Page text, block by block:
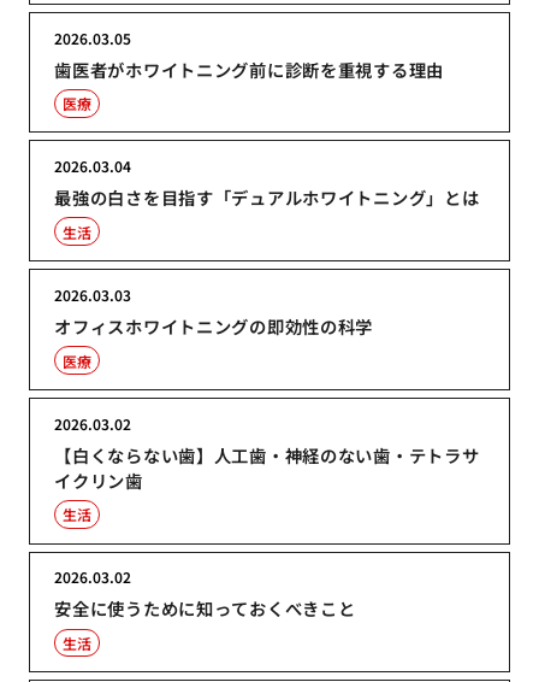
歯医者がホワイトニング前に診断を重視する理由
2026.03.05
医療
最強の白さを目指す「デュアルホワイトニング」とは
2026.03.04
生活
オフィスホワイトニングの即効性の科学
2026.03.03
医療
【白くならない歯】人工歯・神経のない歯・テトラサ
イクリン歯
2026.03.02
生活
安全に使うために知っておくべきこと
2026.03.02
生活